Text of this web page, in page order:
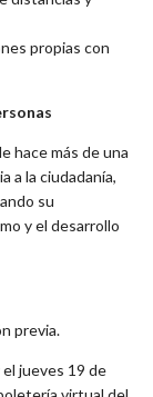
propias con
hace más de una
a la ciudadanía,
su
y el desarrollo
previa.
jueves 19 de